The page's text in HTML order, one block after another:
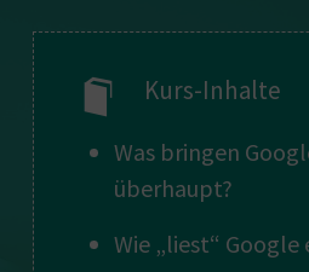
Kurs-Inhalte
Was bringen
überhaupt?
Wie „liest“ Google